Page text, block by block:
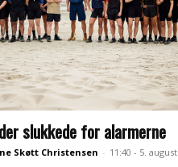
slukkede for alarmerne
Skøtt Christensen - 11:40 - 5. august